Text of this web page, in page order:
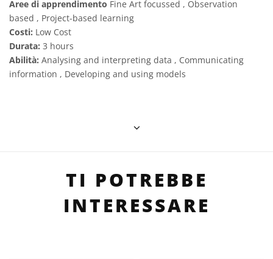
Aree di apprendimento Fine Art focussed , Observation
based , Project-based learning
Costi: Low Cost
Durata: 3 hours
Abilità: Analysing and interpreting data , Communicating
information , Developing and using models
TI POTREBBE
INTERESSARE